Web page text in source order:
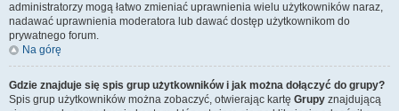
administratorzy mogą łatwo zmieniać uprawnienia wielu użytkowników naraz,
nadawać uprawnienia moderatora lub dawać dostęp użytkownikom do
prywatnego forum.
Na górę
Gdzie znajduje się spis grup użytkowników i jak można dołączyć do grupy?
Spis grup użytkowników można zobaczyć, otwierając kartę Grupy znajdującą